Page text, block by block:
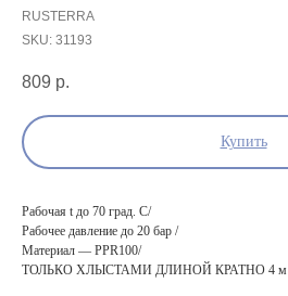
RUSTERRA
SKU: 31193
809 р.
Купить
Рабочая t до 70 град. С/
Рабочее давление до 20 бар /
Материал — PPR100/
ТОЛЬКО ХЛЫСТАМИ ДЛИНОЙ КРАТНО 4 м